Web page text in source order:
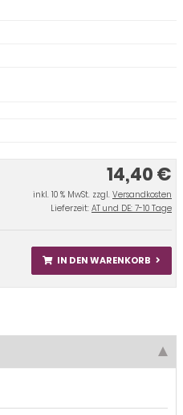
14,40 €
inkl. 10 % MwSt. zzgl. Versandkosten
Lieferzeit: AT und DE: 7-10 Tage
IN DEN WARENKORB